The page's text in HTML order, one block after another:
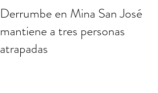
Derrumbe en Mina San José
mantiene a tres personas
atrapadas